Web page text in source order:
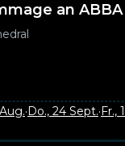
an ABBA
·Do., 24 Sept.·Fr.,